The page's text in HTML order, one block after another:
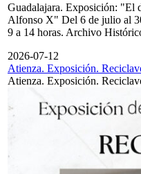
Guadalajara. Exposición: "El
Alfonso X" Del 6 de julio al
9 a 14 horas. Archivo
2026-07-12
Atienza. Exposición.
Atienza. Exposición.